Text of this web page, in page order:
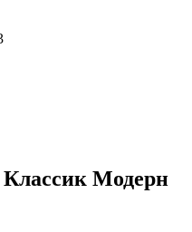
Модерн